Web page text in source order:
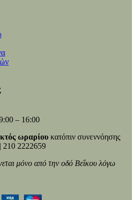
– 16:00
ωραρίου κατόπιν συνεννόησης
210 2222659
μόνο από την οδό Βεΐκου λόγω